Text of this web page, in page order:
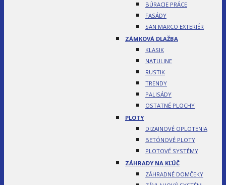
BÚRACIE PRÁCE
FASÁDY
SAN MARCO EXTERIÉR
ZÁMKOVÁ DLAŽBA
KLASIK
NATULINE
RUSTIK
TRENDY
PALISÁDY
OSTATNÉ PLOCHY
PLOTY
DIZAJNOVÉ OPLOTENIA
BETÓNOVÉ PLOTY
PLOTOVÉ SYSTÉMY
ZÁHRADY NA KĽÚČ
ZÁHRADNÉ DOMČEKY